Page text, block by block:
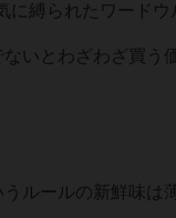
に縛られたワードウ
いとわざわざ買う
ルールの新鮮味は